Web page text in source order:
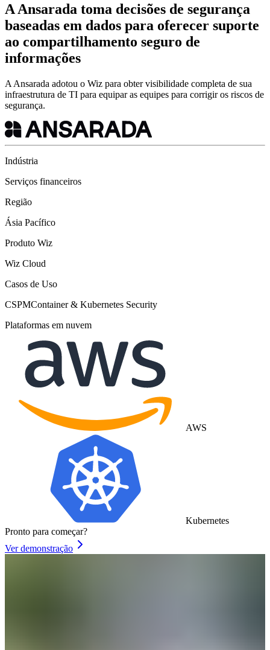
A Ansarada toma decisões de segurança
baseadas em dados para oferecer suporte
ao compartilhamento seguro de
informações
A Ansarada adotou o Wiz para obter visibilidade completa de sua
infraestrutura de TI para equipar as equipes para corrigir os riscos de
segurança.
Indústria
Serviços financeiros
Região
Ásia Pacífico
Produto Wiz
Wiz Cloud
Casos de Uso
CSPMContainer & Kubernetes Security
Plataformas em nuvem
AWS
Kubernetes
Pronto para começar?
Ver demonstração